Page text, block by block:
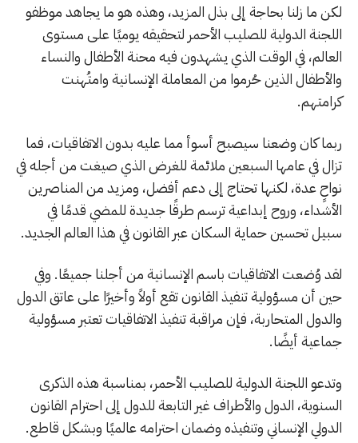
لكن ما زلنا بحاجة إلى بذل المزيد، وهذه هو ما يجاهد موظفو
اللجنة الدولية للصليب الأحمر لتحقيقه يوميًا على مستوى
العالم، في الوقت الذي يشهدون فيه محنة الأطفال والنساء
والأطفال الذين حُرموا من المعاملة الإنسانية وامتُهنت
كرامتهم.
ربما كان وضعنا سيصبح أسوأ مما عليه بدون الاتفاقيات، فما
تزال في عامها السبعين ملائمة للغرض الذي صيغت من أجله في
نواحٍ عدة، لكنها تحتاج إلى دعم أفضل، ومزيد من المناصرين
الأشداء، وروح إبداعية ترسم طرقًا جديدة للمضي قدمًا في
سبيل تحسين حماية السكان عبر القانون في هذا العالم الجديد.
لقد وُضعت الاتفاقيات باسم الإنسانية من أجلنا جميعًا. وفي
حين أن مسؤولية تنفيذ القانون تقع أولاً وأخيرًا على عاتق الدول
والدول المتحاربة، فإن مراقبة تنفيذ الاتفاقيات تعتبر مسؤولية
جماعية أيضًا.
وتدعو اللجنة الدولية للصليب الأحمر، بمناسبة هذه الذكرى
السنوية، الدول والأطراف غير التابعة للدول إلى احترام القانون
الدولي الإنساني وتنفيذه وضمان احترامه عالميًا وبشكل قاطع.